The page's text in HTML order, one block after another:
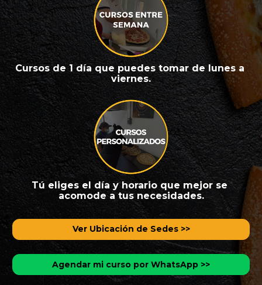
Cursos de 1 día que puedes tomar de lunes a
viernes.
Tú eliges el día y horario que mejor se
acomode a tus necesidades.
Ver Ubicación de Sedes >>
Agendar mi curso por WhatsApp >>